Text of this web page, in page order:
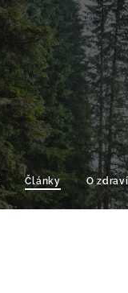
Články O